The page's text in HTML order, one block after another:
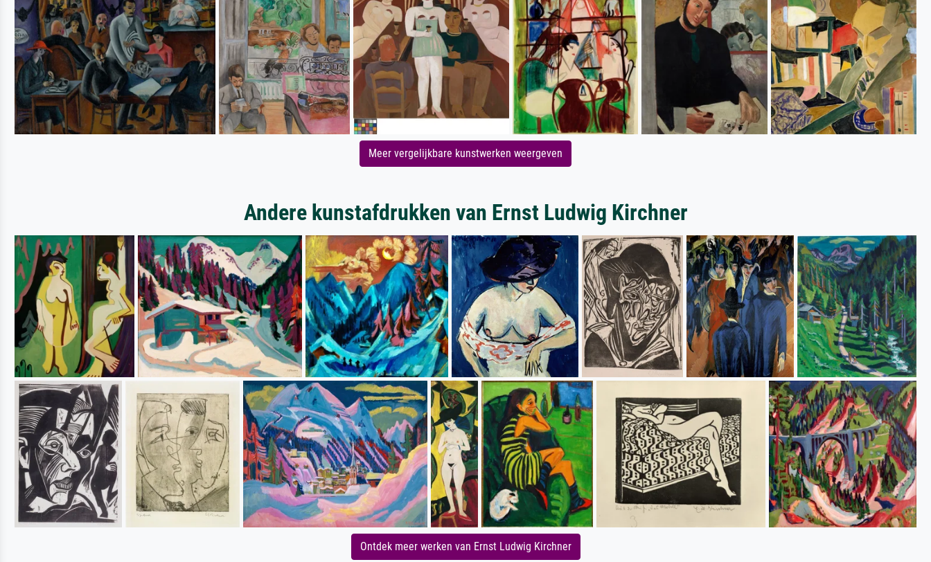
Meer vergelijkbare kunstwerken weergeven
Andere kunstafdrukken van Ernst Ludwig Kirchner
Ontdek meer werken van Ernst Ludwig Kirchner